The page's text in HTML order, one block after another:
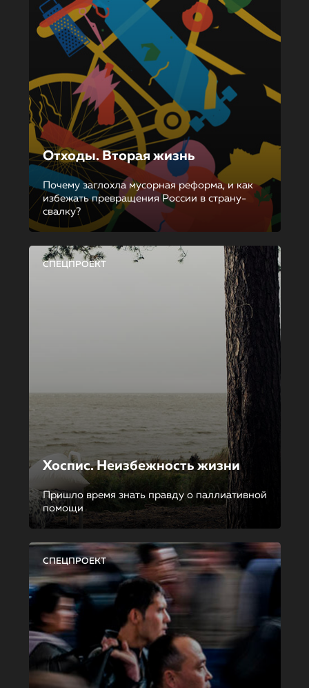
Отходы. Вторая жизнь
Почему заглохла мусорная реформа, и как
избежать превращения России в страну-
свалку?
СПЕЦПРОЕКТ
Хоспис. Неизбежность жизни
Пришло время знать правду о паллиативной
помощи
СПЕЦПРОЕКТ